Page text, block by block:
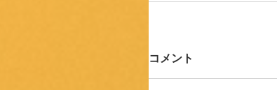
コメント